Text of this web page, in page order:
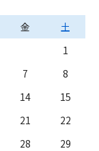
金
土
1
7
8
14
15
21
22
28
29